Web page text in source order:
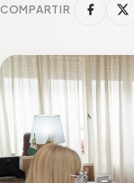
COMPARTIR